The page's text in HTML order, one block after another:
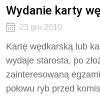
Wydanie karty
23 gru 2010
Kartę wędkarską lub
wydaje starosta, po
zainteresowaną
połowu ryb przed